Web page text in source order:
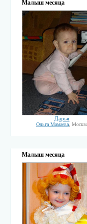
Малыш месяца
Дарья
Ольга Мамаева ,
Малыш месяца